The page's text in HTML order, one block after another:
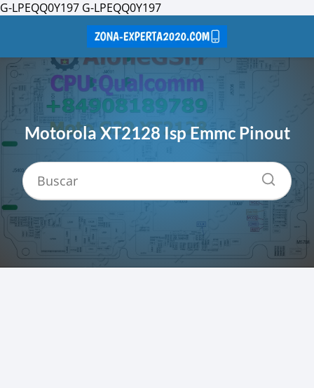
G-LPEQQ0Y197 G-LPEQQ0Y197
Motorola XT2128 Isp Emmc Pinout